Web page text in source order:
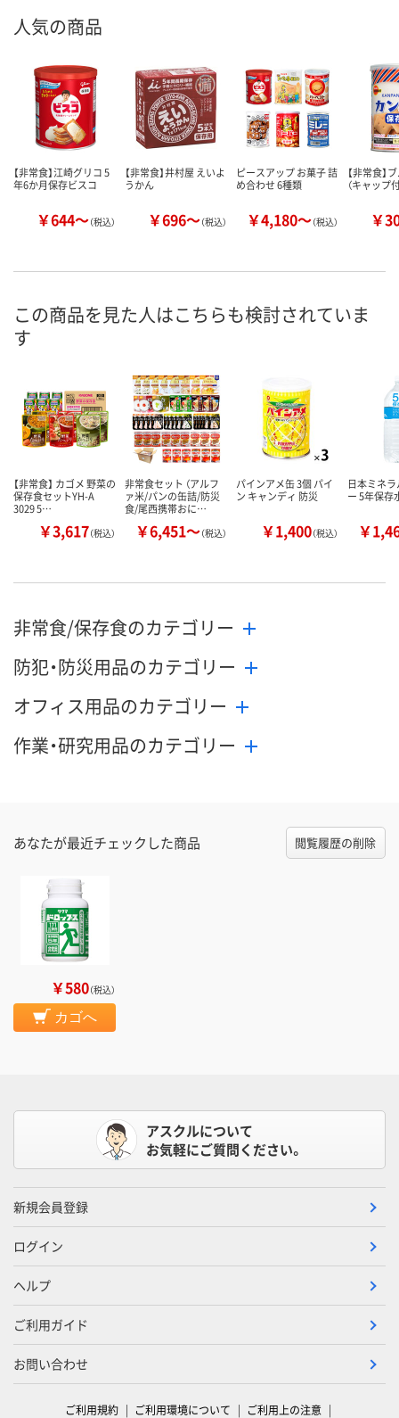
人気の商品
【非常食】江崎グリコ 5
年6か月保存ビスコ
￥644～（税込）
【非常食】井村屋 えいよ
うかん
￥696～（税込）
ピースアップ お菓子 詰
め合わせ 6種類
￥4,180～（税込）
【非常食】
（キャップ
￥
この商品を見た人はこちらも検討されていま
す
【非常食】 カゴメ 野菜の
保存食セットYH-A
3029 5…
￥3,617（税込）
非常食セット （アルフ
ァ米/パンの缶詰/防災
食/尾西携帯おに…
￥6,451～（税込）
パインアメ缶 3個 パイ
ン キャンディ 防災
￥1,400（税込）
日本ミネ
ー 5年保存
￥
非常食/保存食のカテゴリー
防犯・防災用品のカテゴリー
オフィス用品のカテゴリー
作業・研究用品のカテゴリー
あなたが最近チェックした商品 閲覧履歴の削除
￥580（税込）
カゴへ
アスクルについて
お気軽にご質問ください。
新規会員登録
ログイン
ヘルプ
ご利用ガイド
お問い合わせ
ご利用規約 ご利用環境について ご利用上の注意